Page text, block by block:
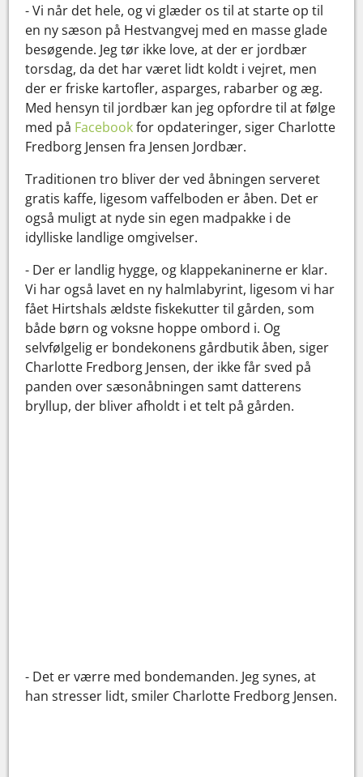
- Vi når det hele, og vi glæder os til at starte op til
en ny sæson på Hestvangvej med en masse glade
besøgende. Jeg tør ikke love, at der er jordbær
torsdag, da det har været lidt koldt i vejret, men
der er friske kartofler, asparges, rabarber og æg.
Med hensyn til jordbær kan jeg opfordre til at følge
med på Facebookfor opdateringer, siger Charlotte
Fredborg Jensen fra Jensen Jordbær.
Traditionen tro bliver der ved åbningen serveret
gratis kaffe, ligesom vaffelboden er åben. Det er
også muligt at nyde sin egen madpakke i de
idylliske landlige omgivelser.
- Der er landlig hygge, og klappekaninerne er klar.
Vi har også lavet en ny halmlabyrint, ligesom vi har
fået Hirtshals ældste fiskekutter til gården, som
både børn og voksne hoppe ombord i. Og
selvfølgelig er bondekonens gårdbutik åben, siger
Charlotte Fredborg Jensen, der ikke får sved på
panden over sæsonåbningen samt datterens
bryllup, der bliver afholdt i et telt på gården.
- Det er værre med bondemanden. Jeg synes, at
han stresser lidt, smiler Charlotte Fredborg Jensen.